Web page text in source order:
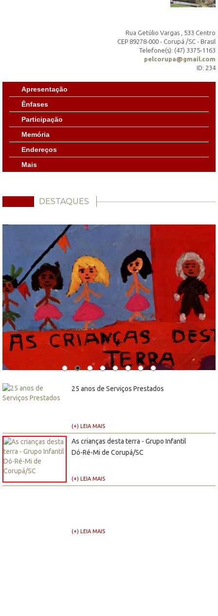
Rua Getúlio Vargas , 533 Centro
CEP 89278-000 - Corupá /SC - Brasil
Telefone(s): (47) 3375-1163
pelcorupa@gmail.com
ID: 234
Apresentação
Ênfases
Participação
Memória
Endereços
Mais
DESTAQUES
25 anos de Serviços Prestados
(+) LEIA MAIS
As crianças desta terra - Grupo Infantil
Dó-Ré-Mi de Corupá/SC
(+) LEIA MAIS
(+) LEIA MAIS